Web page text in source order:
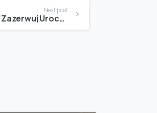
Next post
🐾 Zazerwuj Urocze Szczenięta Samoyeda Już Teraz! 🐾